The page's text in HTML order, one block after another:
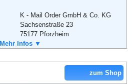
K - Mail Order GmbH & Co. KG
Sachsenstraße 23
75177 Pforzheim
+49 (0) 180 - 53 20 0
service@klingel.de
Mehr Infos ▼
zum Shop